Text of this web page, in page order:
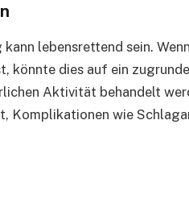
lebensrettend sein.
könnte dies auf ein
Aktivität behandelt
Komplikationen wie